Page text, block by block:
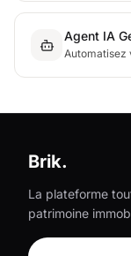
Agent IA
Automatisez
Brik.
La plateforme
patrimoine